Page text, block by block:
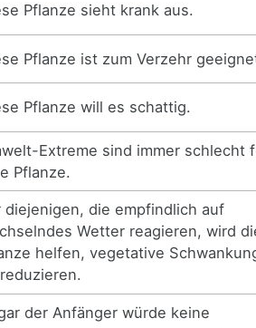
Pflanze sieht krank aus.
Pflanze ist zum Verzehr
Pflanze will es schattig.
Extreme sind immer schlecht
Pflanze.
diejenigen, die empfindlich auf
Wetter reagieren, wird
helfen, vegetative
der Anfänger würde keine